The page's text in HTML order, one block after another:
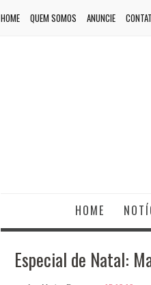
HOME QUEM SOMOS ANUNCIE
HOME
Especial de Natal: